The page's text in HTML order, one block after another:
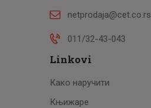
netprodaja@cet.co.rs
011/32-43-043
Linkovi
Како наручити
Књижаре